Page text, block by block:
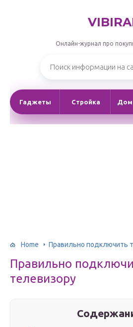
Онлайн-журнал про
Гаджеты Стройка Дом
Home Правильно подключить
Правильно
телевизору